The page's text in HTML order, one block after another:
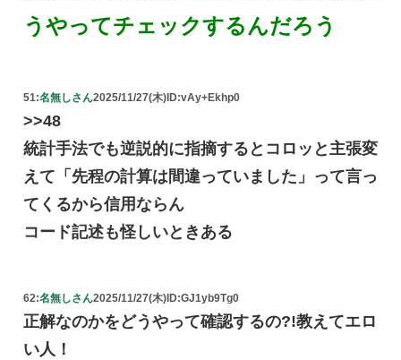
うやってチェックするんだろう
51:名無しさん2025/11/27(木)ID:vAy+Ekhp0
>>48
統計手法でも逆説的に指摘するとコロッと主張変
えて「先程の計算は間違っていました」って言っ
てくるから信用ならん
コード記述も怪しいときある
62:名無しさん2025/11/27(木) ID:GJ1yb9Tg0
正解なのかをどうやって確認するの?!教えてエロ
い人！